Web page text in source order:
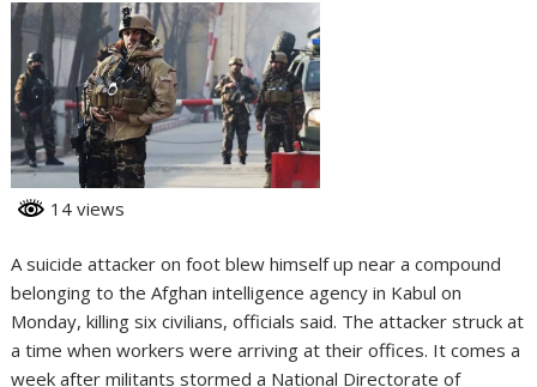
14 views
A suicide attacker on foot blew himself up near a compound
belonging to the Afghan intelligence agency in Kabul on
Monday, killing six civilians, officials said. The attacker struck at
a time when workers were arriving at their offices. It comes a
week after militants stormed a National Directorate of